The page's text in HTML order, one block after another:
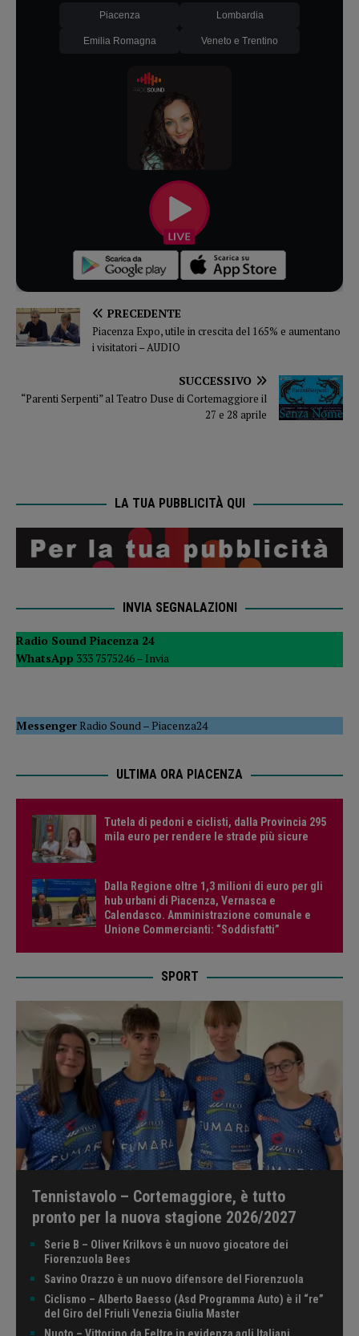
Piacenza Lombardia
Emilia Romagna Veneto e Trentino
PRECEDENTE
Piacenza Expo, utile in crescita del 165% e aumentano
i visitatori – AUDIO
SUCCESSIVO
“Parenti Serpenti” al Teatro Duse di Cortemaggiore il
27 e 28 aprile
LA TUA PUBBLICITÀ QUI
INVIA SEGNALAZIONI
Radio Sound Piacenza 24
WhatsApp 333 7575246 – Invia
MessengerRadio Sound–Piacenza24
ULTIMA ORA PIACENZA
Tutela di pedoni e ciclisti, dalla Provincia 295
mila euro per rendere le strade più sicure
Dalla Regione oltre 1,3 milioni di euro per gli
hub urbani di Piacenza, Vernasca e
Calendasco. Amministrazione comunale e
Unione Commercianti: “Soddisfatti”
SPORT
Tennistavolo – Cortemaggiore, è tutto
pronto per la nuova stagione 2026/2027
Serie B – Oliver Krilkovs è un nuovo giocatore dei
Fiorenzuola Bees
Savino Orazzo è un nuovo difensore del Fiorenzuola
Ciclismo – Alberto Baesso (Asd Programma Auto) è il “re”
del Giro del Friuli Venezia Giulia Master